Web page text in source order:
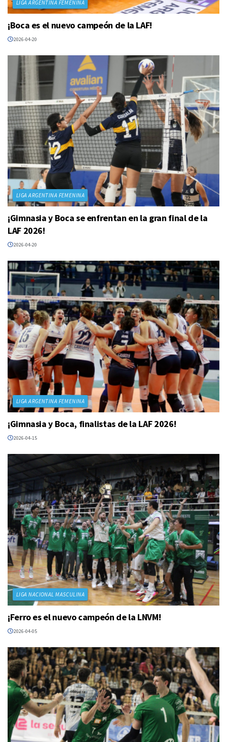
LIGA ARGENTINA FEMENINA
¡Boca es el nuevo campeón de la LAF!
2026-04-20
LIGA ARGENTINA FEMENINA
¡Gimnasia y Boca se enfrentan en la gran final de la
LAF 2026!
2026-04-20
LIGA ARGENTINA FEMENINA
¡Gimnasia y Boca, finalistas de la LAF 2026!
2026-04-15
LIGA NACIONAL MASCULINA
¡Ferro es el nuevo campeón de la LNVM!
2026-04-05